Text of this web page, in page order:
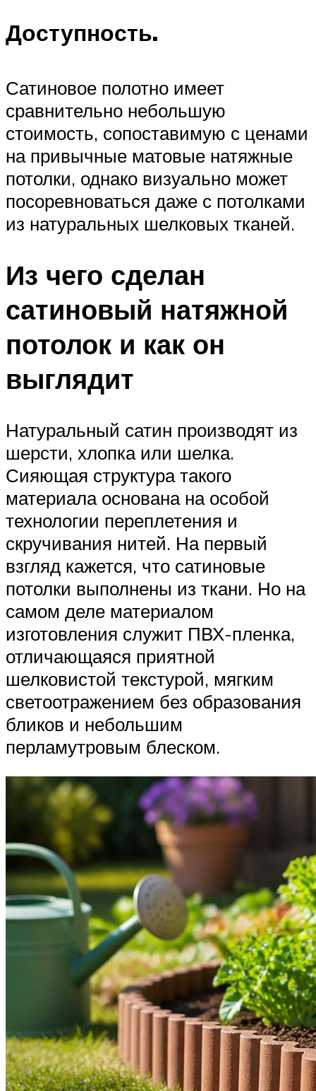
Доступность.
Сатиновое полотно имеет
сравнительно небольшую
стоимость, сопоставимую с ценами
на привычные матовые натяжные
потолки, однако визуально может
посоревноваться даже с потолками
из натуральных шелковых тканей.
Из чего сделан
сатиновый натяжной
потолок и как он
выглядит
Натуральный сатин производят из
шерсти, хлопка или шелка.
Сияющая структура такого
материала основана на особой
технологии переплетения и
скручивания нитей. На первый
взгляд кажется, что сатиновые
потолки выполнены из ткани. Но на
самом деле материалом
изготовления служит ПВХ-пленка,
отличающаяся приятной
шелковистой текстурой, мягким
светоотражением без образования
бликов и небольшим
перламутровым блеском.